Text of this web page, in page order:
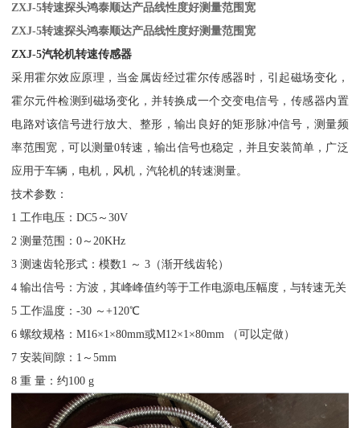
ZXJ-5转速探头鸿泰顺达产品线性度好测量范围宽
ZXJ-5转速探头鸿泰顺达产品线性度好测量范围宽
ZXJ-5汽轮机转速传感器
采用霍尔效应原理，当金属齿经过霍尔传感器时，引起磁场变化，
霍尔元件检测到磁场变化，并转换成一个交变电信号，传感器内置
电路对该信号进行放大、整形，输出良好的矩形脉冲信号，测量频
率范围宽，可以测量0转速，输出信号也稳定，并且安装简单，广泛
应用于车辆，电机，风机，汽轮机的转速测量。
技术参数：
1 工作电压：DC5～30V
2 测量范围：0～20KHz
3 测速齿轮形式：模数1 ～ 3（渐开线齿轮）
4 输出信号：方波，其峰峰值约等于工作电源电压幅度，与转速无关
5 工作温度：-30 ～+120℃
6 螺纹规格：M16×1×80mm或M12×1×80mm （可以定做）
7 安装间隙：1～5mm
8 重 量：约100 g